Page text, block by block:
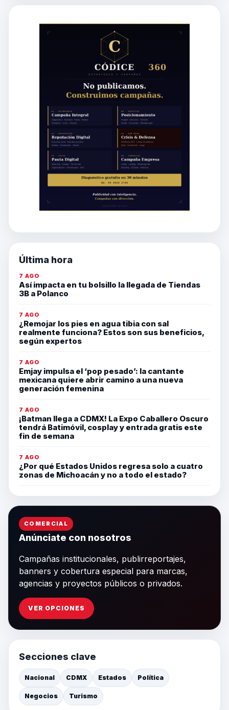
Última hora
7 AGO
Así impacta en tu bolsillo la llegada de Tiendas
3B a Polanco
7 AGO
¿Remojar los pies en agua tibia con sal
realmente funciona? Estos son sus beneficios,
según expertos
7 AGO
Emjay impulsa el ‘pop pesado’: la cantante
mexicana quiere abrir camino a una nueva
generación femenina
7 AGO
¡Batman llega a CDMX! La Expo Caballero Oscuro
tendrá Batimóvil, cosplay y entrada gratis este
fin de semana
7 AGO
¿Por qué Estados Unidos regresa solo a cuatro
zonas de Michoacán y no a todo el estado?
COMERCIAL
Anúnciate con nosotros
Campañas institucionales, publirreportajes,
banners y cobertura especial para marcas,
agencias y proyectos públicos o privados.
VER OPCIONES
Secciones clave
Nacional CDMX Estados Política
Negocios Turismo